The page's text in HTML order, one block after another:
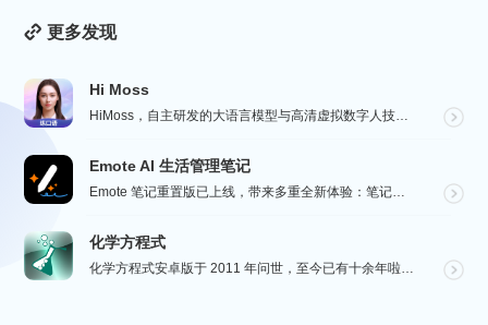
更多发现
Hi Moss
HiMoss，自主研发的大语言模型与高清虚拟数字人技术，重塑英语口语教学的未来。 我们的 AI 虚拟...
Emote AI 生活管理笔记
Emote 笔记重置版已上线，带来多重全新体验：笔记架构全面升级，融合笔记、AI 与日程管理，打造高...
化学方程式
化学方程式安卓版于 2011 年问世，至今已有十余年啦！在广大网友的积极贡献和我们的悉心维护下，如今...